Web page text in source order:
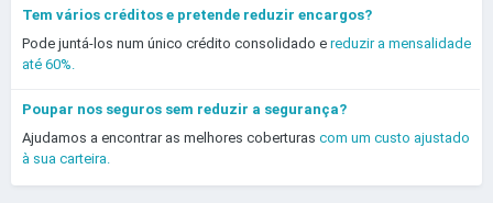
Tem vários créditos e pretende reduzir encargos?
Pode juntá-los num único crédito consolidado e reduzir a mensalidade
até 60%.
Poupar nos seguros sem reduzir a segurança?
Ajudamos a encontrar as melhores coberturas com um custo ajustado
à sua carteira.